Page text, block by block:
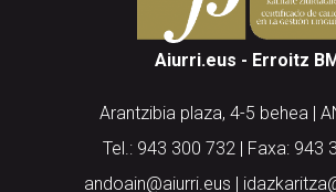
Aiurri.eus - Erroitz
Arantzibia plaza, 4-5 behea |
Tel.: 943 300 732 | Faxa: 943
andoain@aiurri.eus |